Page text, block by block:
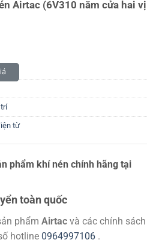
Airtac (6V310 năm cửa hai vị
từ
phẩm khí nén chính hãng tại
toàn quốc
phẩm Airtac và các chính sách
hotline 0964997106 .